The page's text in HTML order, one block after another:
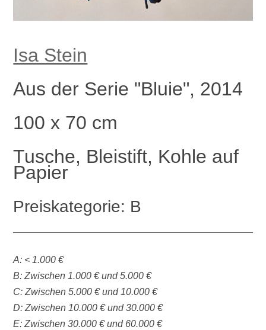
Isa Stein
Aus der Serie "Bluie", 2014
100 x 70 cm
Tusche, Bleistift, Kohle auf
Papier
Preiskategorie: B
A: < 1.000 €
B: Zwischen 1.000 € und 5.000 €
C: Zwischen 5.000 € und 10.000 €
D: Zwischen 10.000 € und 30.000 €
E: Zwischen 30.000 € und 60.000 €